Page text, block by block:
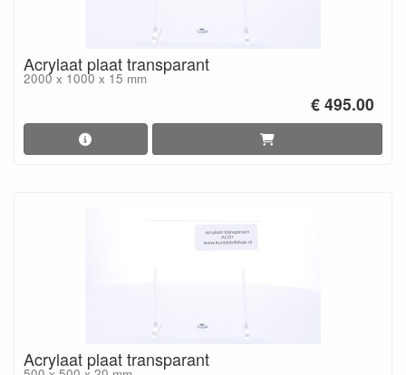
Acrylaat plaat transparant
2000 x 1000 x 15 mm
€ 495.00
Acrylaat plaat transparant